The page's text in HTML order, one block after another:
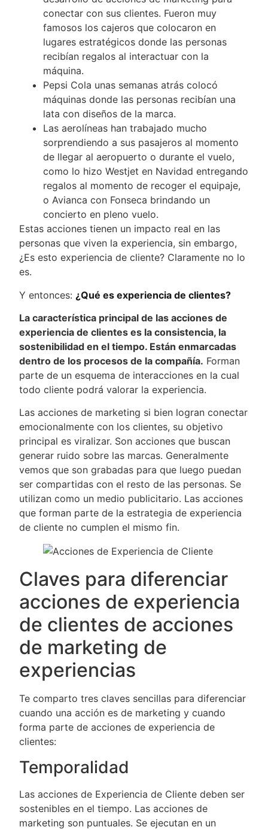
conectar con sus clientes. Fueron muy
famosos los cajeros que colocaron en
lugares estratégicos donde las personas
recibían regalos al interactuar con la
máquina.
Pepsi Cola unas semanas atrás colocó
máquinas donde las personas recibían una
lata con diseños de la marca.
Las aerolíneas han trabajado mucho
sorprendiendo a sus pasajeros al momento
de llegar al aeropuerto o durante el vuelo,
como lo hizo Westjet en Navidad entregando
regalos al momento de recoger el equipaje,
o Avianca con Fonseca brindando un
concierto en pleno vuelo.
Estas acciones tienen un impacto real en las
personas que viven la experiencia, sin embargo,
¿Es esto experiencia de cliente? Claramente no lo
es.
Y entonces: ¿Qué es experiencia de clientes?
La característica principal de las acciones de
experiencia de clientes es la consistencia, la
sostenibilidad en el tiempo. Están enmarcadas
dentro de los procesos de la compañía. Forman
parte de un esquema de interacciones en la cual
todo cliente podrá valorar la experiencia.
Las acciones de marketing si bien logran conectar
emocionalmente con los clientes, su objetivo
principal es viralizar. Son acciones que buscan
generar ruido sobre las marcas. Generalmente
vemos que son grabadas para que luego puedan
ser compartidas con el resto de las personas. Se
utilizan como un medio publicitario. Las acciones
que forman parte de la estrategia de experiencia
de cliente no cumplen el mismo fin.
Claves para diferenciar
acciones de experiencia
de clientes de acciones
de marketing de
experiencias
Te comparto tres claves sencillas para diferenciar
cuando una acción es de marketing y cuando
forma parte de acciones de experiencia de
clientes:
Temporalidad
Las acciones de Experiencia de Cliente deben ser
sostenibles en el tiempo. Las acciones de
marketing son puntuales. Se ejecutan en un